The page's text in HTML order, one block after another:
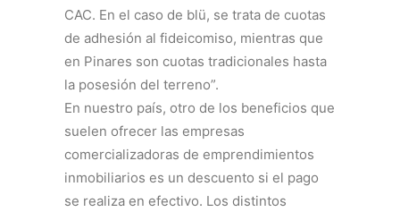
CAC. En el caso de blü, se trata de cuotas
de adhesión al fideicomiso, mientras que
en Pinares son cuotas tradicionales hasta
la posesión del terreno”.
En nuestro país, otro de los beneficios que
suelen ofrecer las empresas
comercializadoras de emprendimientos
inmobiliarios es un descuento si el pago
se realiza en efectivo. Los distintos